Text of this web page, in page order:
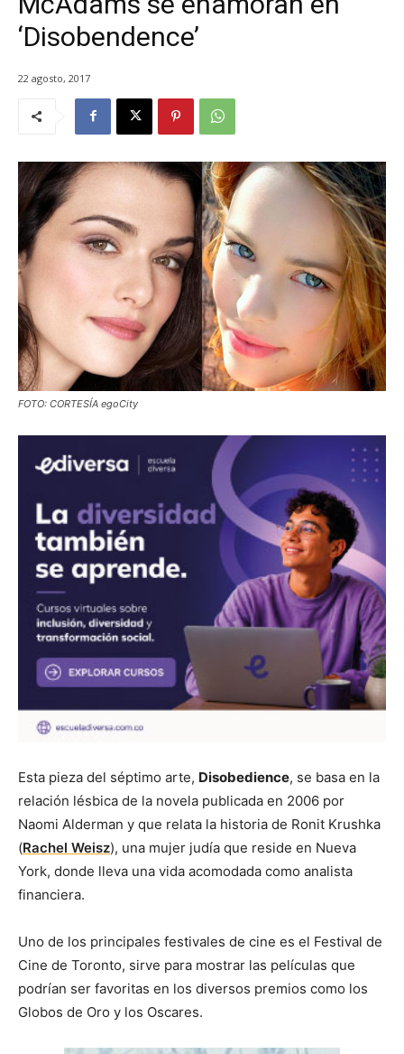
‘Disobendence’
22 agosto, 2017
FOTO: CORTESÍA egoCity
Esta pieza del séptimo arte, Disobedience, se basa en la
relación lésbica de la novela publicada en 2006 por
Naomi Alderman y que relata la historia de Ronit Krushka
(Rachel Weisz), una mujer judía que reside en Nueva
York, donde lleva una vida acomodada como analista
financiera.
Uno de los principales festivales de cine es el Festival de
Cine de Toronto, sirve para mostrar las películas que
podrían ser favoritas en los diversos premios como los
Globos de Oro y los Oscares.